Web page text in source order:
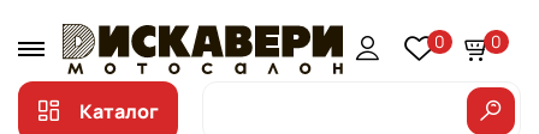
0 0
Каталог